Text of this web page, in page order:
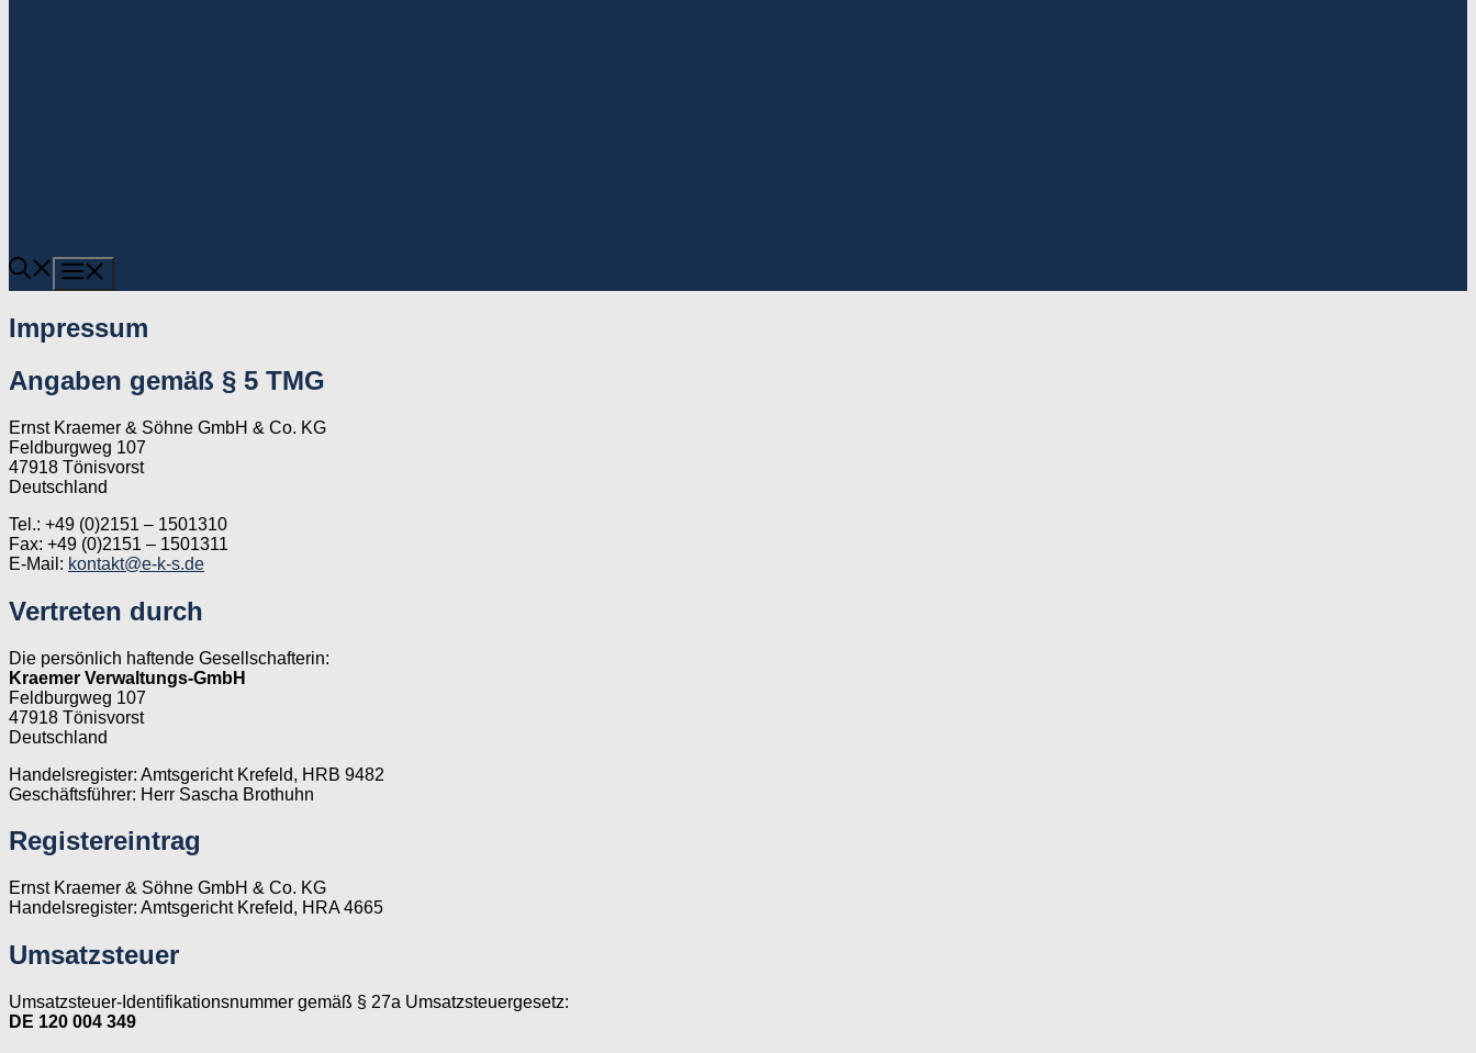
Impressum
Angaben gemäß § 5 TMG
Ernst Kraemer & Söhne GmbH & Co. KG
Feldburgweg 107
47918 Tönisvorst
Deutschland
Tel.: +49 (0)2151 – 1501310
Fax: +49 (0)2151 – 1501311
E-Mail: kontakt@e-k-s.de
Vertreten durch
Die persönlich haftende Gesellschafterin:
Kraemer Verwaltungs-GmbH
Feldburgweg 107
47918 Tönisvorst
Deutschland
Handelsregister: Amtsgericht Krefeld, HRB 9482
Geschäftsführer: Herr Sascha Brothuhn
Registereintrag
Ernst Kraemer & Söhne GmbH & Co. KG
Handelsregister: Amtsgericht Krefeld, HRA 4665
Umsatzsteuer
Umsatzsteuer-Identifikationsnummer gemäß § 27a Umsatzsteuergesetz:
DE 120 004 349